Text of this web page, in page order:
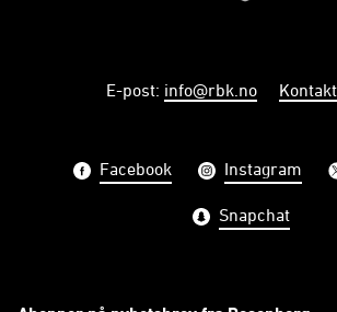
E-post: info@rbk.no
Facebook Instagram
Snapchat